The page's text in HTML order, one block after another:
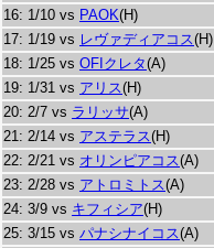
16: 1/10 vs PAOK(H)
17: 1/19 vs レヴァディアコス(H)
18: 1/25 vs OFIクレタ(A)
19: 1/31 vs アリス(H)
20: 2/7 vs ラリッサ(A)
21: 2/14 vs アステラス(H)
22: 2/21 vs オリンピアコス(A)
23: 2/28 vs アトロミトス(A)
24: 3/9 vs キフィシア(H)
25: 3/15 vs パナシナイコス(A)